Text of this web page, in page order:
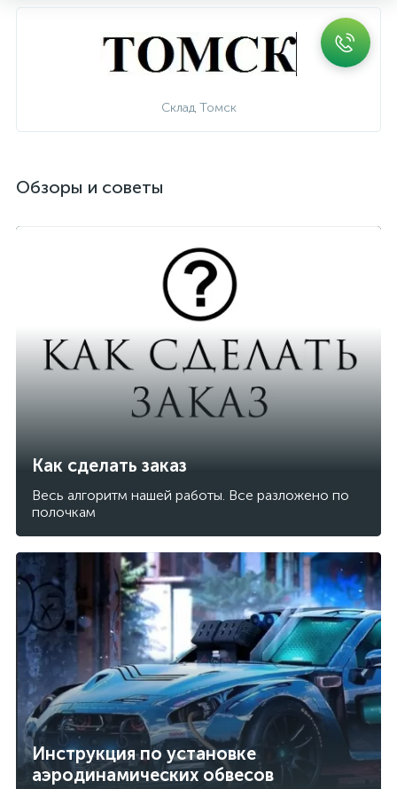
Склад Томск
Обзоры и советы
Как сделать заказ
Весь алгоритм нашей работы. Все разложено по
полочкам
Инструкция по установке
аэродинамических обвесов